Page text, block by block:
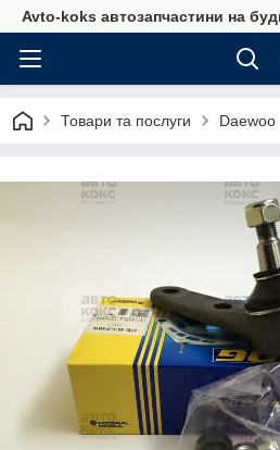
Avto-koks автозапчастини на
Товари та послуги Daewoo